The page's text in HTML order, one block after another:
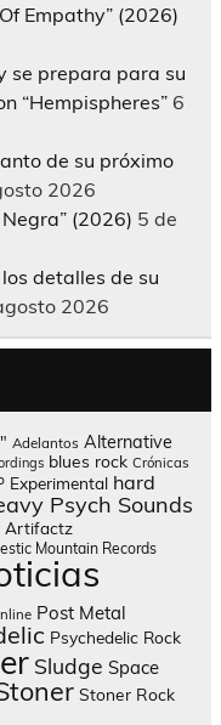
Empathy” (2026)
se prepara para su
“Hempispheres” 6
de su próximo
2026
(2026) 5 de
detalles de su
2026
Adelantos Alternative
blues rock Crónicas
Experimental hard
Psych Sounds
Artifactz
Mountain Records
Post Metal
Psychedelic Rock
Sludge Space
Stoner Rock